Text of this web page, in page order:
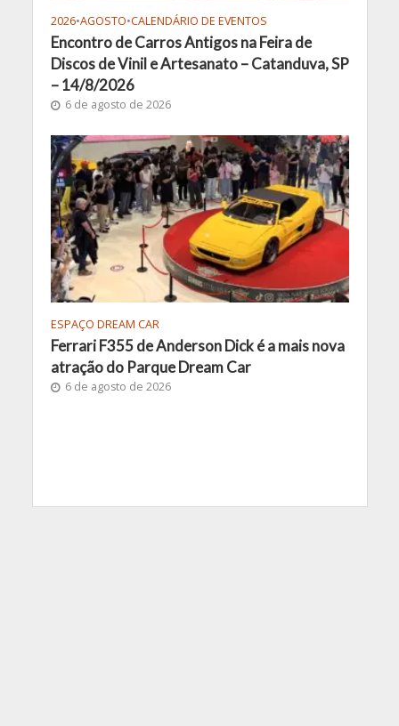
2026•AGOSTO•CALENDÁRIO DE EVENTOS
Encontro de Carros Antigos na Feira de
Discos de Vinil e Artesanato – Catanduva, SP
– 14/8/2026
6 de agosto de 2026
ESPAÇO DREAM CAR
Ferrari F355 de Anderson Dick é a mais nova
atração do Parque Dream Car
6 de agosto de 2026